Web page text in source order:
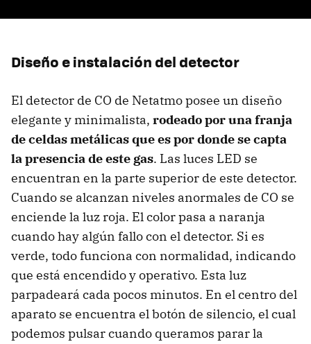
Diseño e instalación del detector
El detector de CO de Netatmo posee un diseño
elegante y minimalista, rodeado por una franja
de celdas metálicas que es por donde se capta
la presencia de este gas. Las luces LED se
encuentran en la parte superior de este detector.
Cuando se alcanzan niveles anormales de CO se
enciende la luz roja. El color pasa a naranja
cuando hay algún fallo con el detector. Si es
verde, todo funciona con normalidad, indicando
que está encendido y operativo. Esta luz
parpadeará cada pocos minutos. En el centro del
aparato se encuentra el botón de silencio, el cual
podemos pulsar cuando queramos parar la